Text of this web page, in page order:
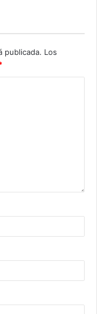
publicada. Los